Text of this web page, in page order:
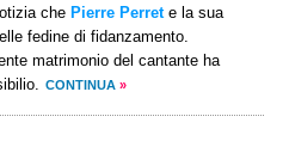
che Pierre Perrete la sua
fedine di fidanzamento.
matrimonio del cantante ha
CONTINUA »